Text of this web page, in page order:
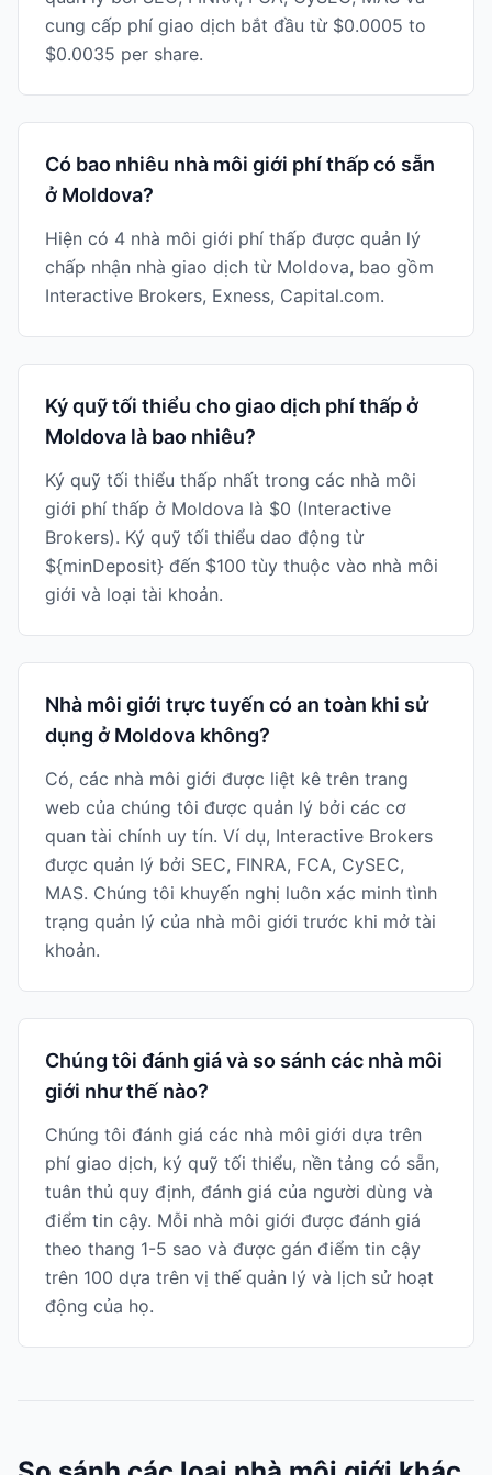
cung cấp phí giao dịch bắt đầu từ $0.0005 to
$0.0035 per share.
Có bao nhiêu nhà môi giới phí thấp có sẵn
ở Moldova?
Hiện có 4 nhà môi giới phí thấp được quản lý
chấp nhận nhà giao dịch từ Moldova, bao gồm
Interactive Brokers, Exness, Capital.com.
Ký quỹ tối thiểu cho giao dịch phí thấp ở
Moldova là bao nhiêu?
Ký quỹ tối thiểu thấp nhất trong các nhà môi
giới phí thấp ở Moldova là $0 (Interactive
Brokers). Ký quỹ tối thiểu dao động từ
${minDeposit} đến $100 tùy thuộc vào nhà môi
giới và loại tài khoản.
Nhà môi giới trực tuyến có an toàn khi sử
dụng ở Moldova không?
Có, các nhà môi giới được liệt kê trên trang
web của chúng tôi được quản lý bởi các cơ
quan tài chính uy tín. Ví dụ, Interactive Brokers
được quản lý bởi SEC, FINRA, FCA, CySEC,
MAS. Chúng tôi khuyến nghị luôn xác minh tình
trạng quản lý của nhà môi giới trước khi mở tài
khoản.
Chúng tôi đánh giá và so sánh các nhà môi
giới như thế nào?
Chúng tôi đánh giá các nhà môi giới dựa trên
phí giao dịch, ký quỹ tối thiểu, nền tảng có sẵn,
tuân thủ quy định, đánh giá của người dùng và
điểm tin cậy. Mỗi nhà môi giới được đánh giá
theo thang 1-5 sao và được gán điểm tin cậy
trên 100 dựa trên vị thế quản lý và lịch sử hoạt
động của họ.